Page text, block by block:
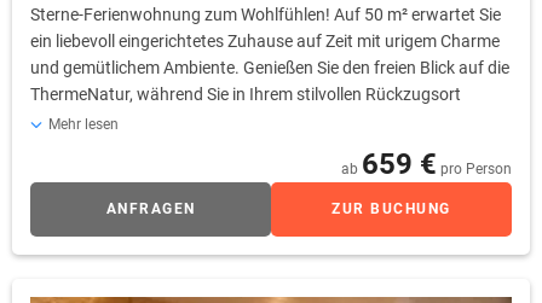
Sterne-Ferienwohnung zum Wohlfühlen! Auf 50 m² erwartet Sie
ein liebevoll eingerichtetes Zuhause auf Zeit mit urigem Charme
und gemütlichem Ambiente. Genießen Sie den freien Blick auf die
ThermeNatur, während Sie in Ihrem stilvollen Rückzugsort
entspannen. Die Wohnung verfügt über eine voll ausgestattete
wohnlichen Wohnzimmer sorgt ein moderner Flachbild-TV für
Unterhaltung in entspannter Atmosphäre. Das Schlafzimmer ist
Flachbild-TV ausgestattet – ideal für ruhige Nächte und
Mehr lesen
ab 659 € pro Person
ANFRAGEN ZUR BUCHUNG